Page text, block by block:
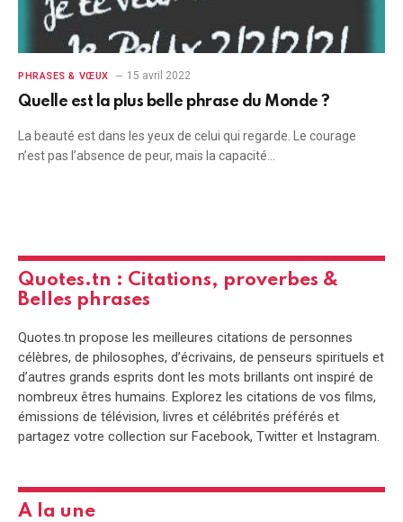
PHRASES & VŒUX 15 avril 2022
Quelle est la plus belle phrase du Monde ?
La beauté est dans les yeux de celui qui regarde. Le courage
n’est pas l’absence de peur, mais la capacité…
Quotes.tn : Citations, proverbes &
Belles phrases
Quotes.tn propose les meilleures citations de personnes
célèbres, de philosophes, d’écrivains, de penseurs spirituels et
d’autres grands esprits dont les mots brillants ont inspiré de
nombreux êtres humains. Explorez les citations de vos films,
émissions de télévision, livres et célébrités préférés et
partagez votre collection sur Facebook, Twitter et Instagram.
A la une